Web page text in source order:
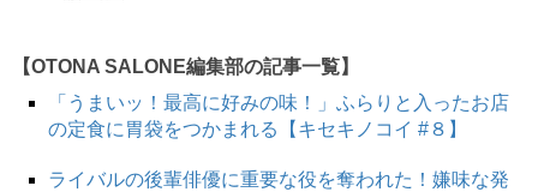
【OTONA SALONE編集部の記事一覧】
「うまいッ！最高に好みの味！」ふらりと入ったお店
の定食に胃袋をつかまれる【キセキノコイ #８】
ライバルの後輩俳優に重要な役を奪われた！嫌味な発